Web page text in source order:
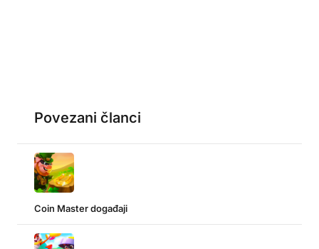
Povezani članci
Coin Master događaji